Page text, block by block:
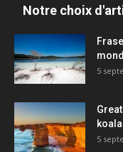
Notre choix
5
5